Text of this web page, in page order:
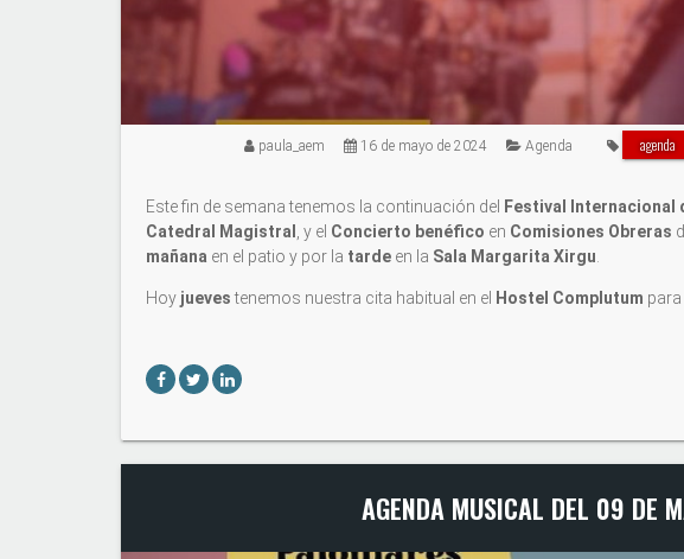
paula_aem 16 de mayo de 2024 Agenda agenda
Este fin de semana tenemos la continuación del Festival Internacional
Catedral Magistral
, y el Concierto benéfico en Comisiones Obreras
mañana en el patio y por la tarde en la Sala Margarita Xirgu
Hoy juevestenemos nuestra cita habitual en el Hostel Complutum
AGENDA MUSICAL DEL 09 DE